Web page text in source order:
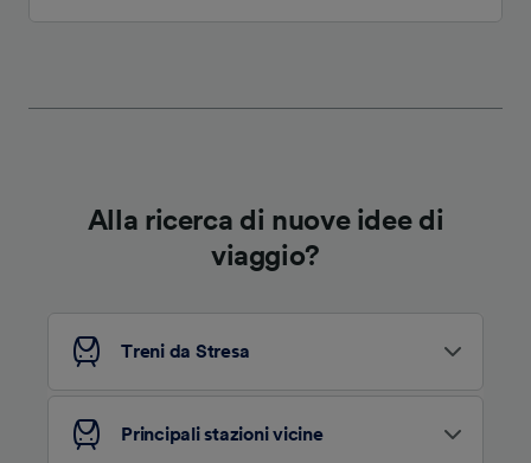
Alla ricerca di nuove idee di
viaggio?
Treni da Stresa
Principali stazioni vicine